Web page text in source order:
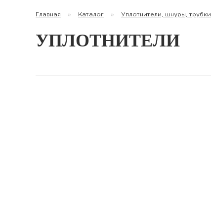
Главная » Каталог » Уплотнители, шнуры, трубки
УПЛОТНИТЕЛИ